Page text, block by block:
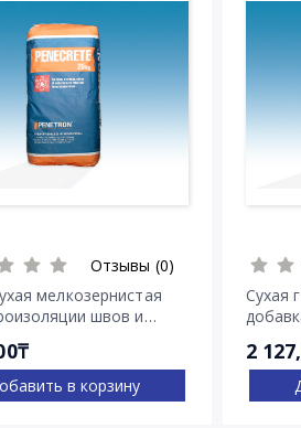
Отзывы (0)
мелкозернистая
швов и
в корзину
Сухая
2